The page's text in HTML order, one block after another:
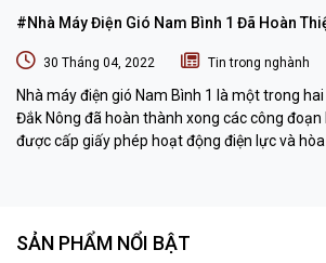
#Nhà Máy Điện Gió Nam Bình 1 Đã Hoàn
30 Tháng 04, 2022 Tin trong nghành
Nhà máy điện gió Nam Bình 1 là một trong
Đắk Nông đã hoàn thành xong các công
được cấp giấy phép hoạt động điện lực và
SẢN PHẨM NỔI BẬT